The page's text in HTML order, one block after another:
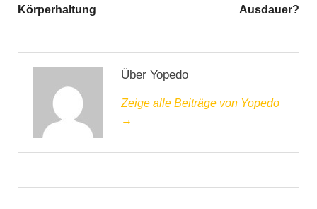
Körperhaltung
Ausdauer?
Über Yopedo
Zeige alle Beiträge von Yopedo
→